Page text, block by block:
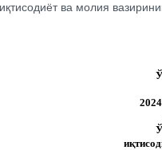
ва молия
иқ